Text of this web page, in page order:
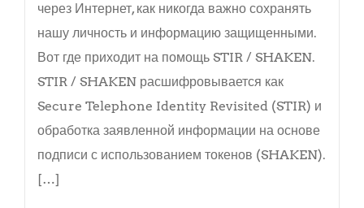
через Интернет, как никогда важно сохранять
нашу личность и информацию защищенными.
Вот где приходит на помощь STIR / SHAKEN.
STIR / SHAKEN расшифровывается как
Secure Telephone Identity Revisited (STIR) и
обработка заявленной информации на основе
подписи с использованием токенов (SHAKEN).
[…]